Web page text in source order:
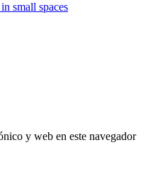
small spaces
y web en este navegador